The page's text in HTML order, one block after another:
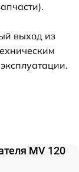
выход из
MV 120